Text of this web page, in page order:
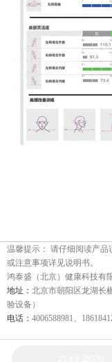
温馨提示： 请仔细阅读产
或注意事项详见说明书。
鸿泰盛（北京）健康科技有
地址： 北京市朝阳区龙湖长
验设备）
电话： 4006588981、